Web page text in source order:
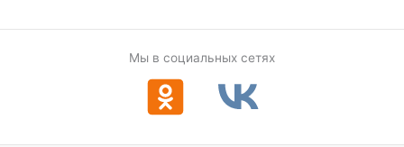
Мы в социальных сетях